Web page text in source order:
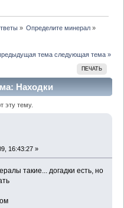
» Определите минерал»
тема следующая тема »
ПЕЧАТЬ
Находки
эту тему.
16:43:27 »
такие... догадки есть, но